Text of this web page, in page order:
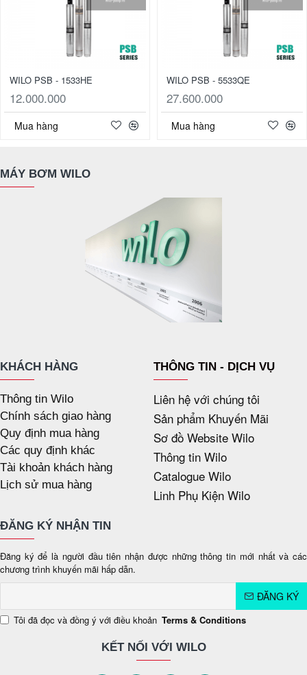
WILO PSB - 1533HE
12.000.000
Mua hàng
WILO PSB - 5533QE
27.600.000
Mua hàng
MÁY BƠM WILO
KHÁCH HÀNG
Thông tin Wilo
Chính sách giao hàng
Quy định mua hàng
Các quy định khác
Tài khoản khách hàng
Lịch sử mua hàng
THÔNG TIN - DỊCH VỤ
Liên hệ với chúng tôi
Sản phẩm Khuyến Mãi
Sơ đồ Website Wilo
Thông tin Wilo
Catalogue Wilo
Linh Phụ Kiện Wilo
ĐĂNG KÝ NHẬN TIN
Đăng ký để là người đầu tiên nhận được những thông tin mới nhất và các
chương trình khuyến mãi hấp dẫn.
ĐĂNG KÝ
Tôi đã đọc và đồng ý với điều khoản Terms & Conditions
KẾT NỐI VỚI WILO